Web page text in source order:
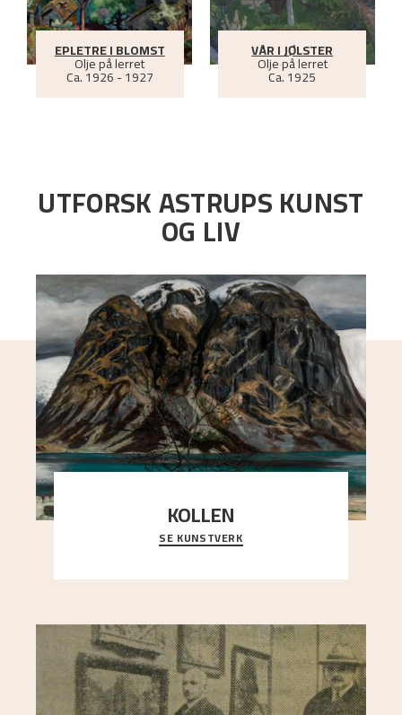
EPLETRE I BLOMST
Olje på lerret
Ca.1926 - 1927
VÅR I JØLSTER
Olje på lerret
Ca.1925
UTFORSK ASTRUPS KUNST
OG LIV
KOLLEN
Et ruvende fjell dominerer bildeflaten, og står i
sterk kontrast til det spinkle rognetreet ute
SE KUNSTVERK